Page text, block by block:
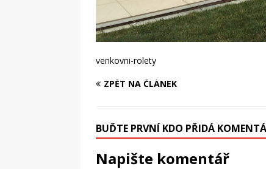
venkovni-rolety
ZPĚT NA ČLÁNEK
BUĎTE PRVNÍ KDO PŘIDÁ
Napište komentář